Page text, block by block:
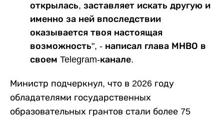
открылась, заставляет искать другую и
именно за ней впоследствии
оказывается твоя настоящая
возможность", - написал глава МНВО в
своем Telegram-канале.
Министр подчеркнул, что в 2026 году
обладателями государственных
образовательных грантов стали более 75